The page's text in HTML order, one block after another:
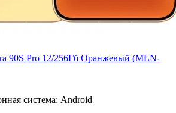
90S Pro 12/256Гб Оранжевый (MLN-
система: Android